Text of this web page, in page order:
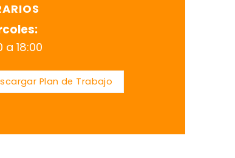
a 18:00
Plan de Trabajo